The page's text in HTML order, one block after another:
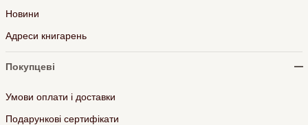
Новини
Адреси книгарень
Покупцеві
Умови оплати і доставки
Подарункові сертифікати